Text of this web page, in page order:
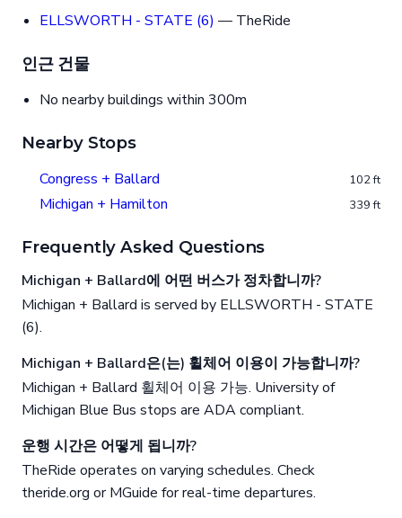
ELLSWORTH - STATE (6) — TheRide
인근 건물
No nearby buildings within 300m
Nearby Stops
Congress + Ballard 102 ft
Michigan + Hamilton 339 ft
Frequently Asked Questions
Michigan + Ballard에 어떤 버스가 정차합니까?
Michigan + Ballard is served by ELLSWORTH - STATE
(6).
Michigan + Ballard은(는) 휠체어 이용이 가능합니까?
Michigan + Ballard 휠체어 이용 가능. University of
Michigan Blue Bus stops are ADA compliant.
운행 시간은 어떻게 됩니까?
TheRide operates on varying schedules. Check
theride.org or MGuide for real-time departures.